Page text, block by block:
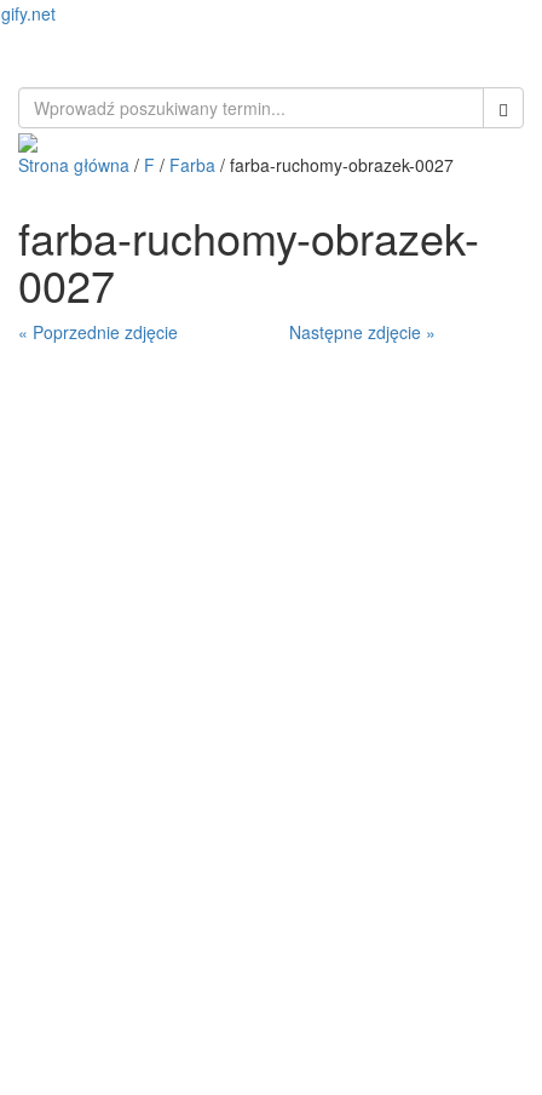
gify.net
Strona główna / F / Farba / farba-ruchomy-obrazek-0027
farba-ruchomy-obrazek-
0027
« Poprzednie zdjęcie Następne zdjęcie »